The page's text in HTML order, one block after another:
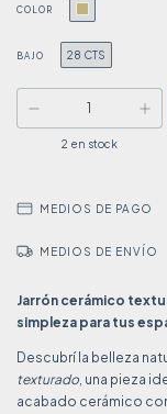
COLOR
BAJO 28 CTS
2 en stock
MEDIOS DE PAGO
MEDIOS DE ENVÍO
Jarrón cerámico
simpleza para tus
Descubrí la belleza
texturado, una pieza
acabado cerámico